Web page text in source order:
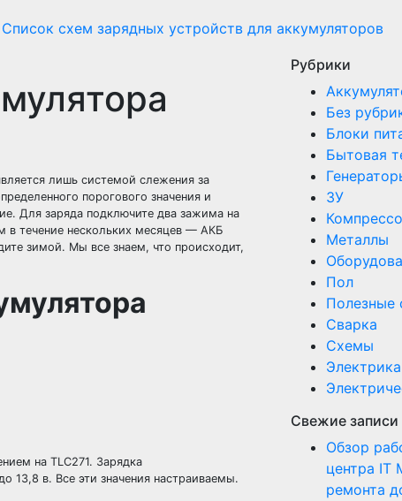
Список схем зарядных устройств для аккумуляторов
лишь системой слежения за
порогового значения и
Для заряда подключите два зажима на
в течение нескольких месяцев — АКБ
зимой. Мы все знаем, что происходит,
на TLC271. Зарядка
13,8 в. Все эти значения настраиваемы.
Рубрики
Без
Блоки
Бытовая
ЗУ
Металлы
Пол
Полезные
Сварка
Схемы
Электрика
Свежие записи
Обзор
центра IT
ремонта